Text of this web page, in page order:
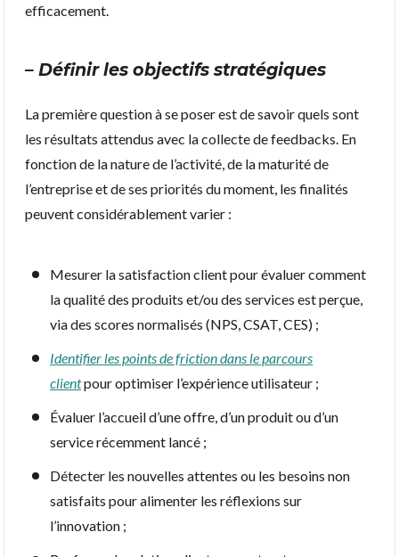
efficacement.
– Définir les objectifs stratégiques
La première question à se poser est de savoir quels sont
les résultats attendus avec la collecte de feedbacks. En
fonction de la nature de l’activité, de la maturité de
l’entreprise et de ses priorités du moment, les finalités
peuvent considérablement varier :
Mesurer la satisfaction client pour évaluer comment
la qualité des produits et/ou des services est perçue,
via des scores normalisés (NPS, CSAT, CES) ;
Identifier les points de friction dans le parcours
clientpour optimiser l’expérience utilisateur ;
Évaluer l’accueil d’une offre, d’un produit ou d’un
service récemment lancé ;
Détecter les nouvelles attentes ou les besoins non
satisfaits pour alimenter les réflexions sur
l’innovation ;